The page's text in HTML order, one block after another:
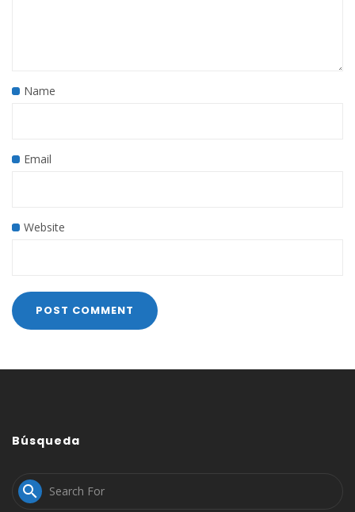
Name
Email
Website
Búsqueda
